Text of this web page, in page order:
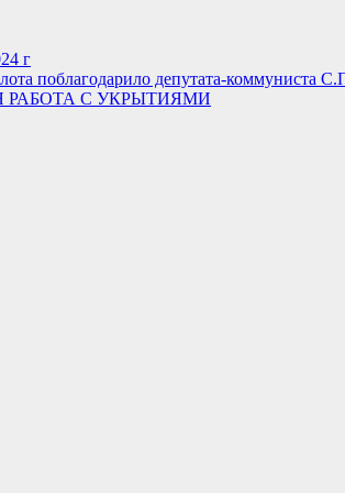
г
поблагодарило депутата-коммуниста
С УКРЫТИЯМИ